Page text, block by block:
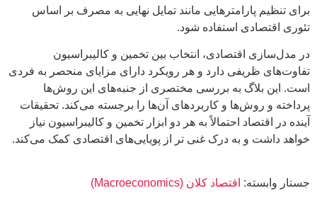
برای تنظیم پارامترهایی مانند تمایل نهایی به مصرف بر اساس
تئوری اقتصادی استفاده شود.
در مدل‌سازی اقتصادی، انتخاب بین تخمین و کالیبراسیون
تفاوت‌های ظریفی دارد و هر رویکرد دارای مزایای منحصر به فردی
است. این بلاگ به بررسی مختصری از جنبه‌های این روش‌ها
پرداخته و روش‌ها و کاربردهای آن‌ها را برجسته می‌کند. تحقیقات
آینده در اقتصاد احتمالاً به هر دو ابزار تخمین و کالیبراسیون نیاز
خواهد داشت و به درک غنی تر از پویایی‌های اقتصادی کمک می‌کند.
جستار وابسته: اقتصاد کلان (Macroeconomics)